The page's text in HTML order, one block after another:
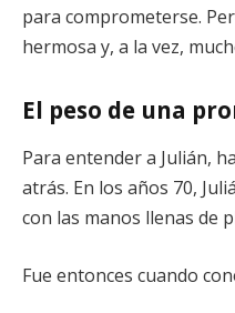
para comprometerse.
hermosa y, a la vez,
El peso de una
Para entender a Julián,
atrás. En los años 70,
con las manos llenas de
Fue entonces cuando